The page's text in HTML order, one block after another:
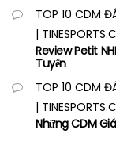
TOP 10 CDM
|
Review Petit
Tuyến
TOP 10 CDM
|
Những CDM